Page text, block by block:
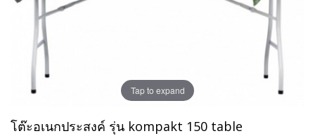
Tap to expand
โต๊ะอเนกประสงค์ รุ่น kompakt 150 table